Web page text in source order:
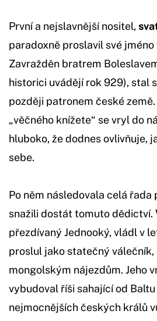
První a nejslavnější nositel,
paradoxně proslavil své
Zavražděn bratrem
historici uvádějí rok 929), stal
později patronem české země.
„věčného knížete“ se vryl do
hluboko, že dodnes ovlivňuje,
sebe.
Po něm následovala celá řada
snažili dostát tomuto dědictví.
přezdívaný Jednooký, vládl v
proslul jako statečný
mongolským nájezdům. Jeho
vybudoval říši sahající od Baltu
nejmocnějších českých králů